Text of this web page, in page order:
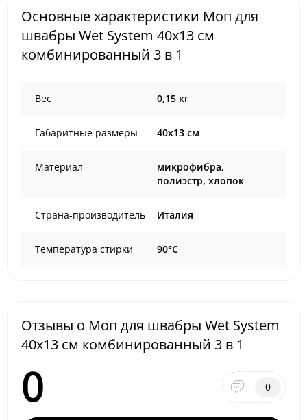
Основные характеристики Моп для
швабры Wet System 40x13 см
комбинированный 3 в 1
Вес 0,15 кг
Габаритные размеры 40х13 см
Материал
микрофибра,
полиэстр, хлопок
Страна-производитель Италия
Температура стирки 90°С
Отзывы о Моп для швабры Wet System
40x13 см комбинированный 3 в 1
0 0